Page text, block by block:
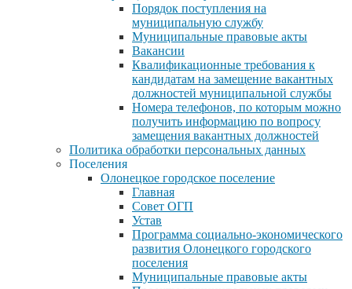
Порядок поступления на
муниципальную службу
Муниципальные правовые акты
Вакансии
Квалификационные требования к
кандидатам на замещение вакантных
должностей муниципальной службы
Номера телефонов, по которым можно
получить информацию по вопросу
замещения вакантных должностей
Политика обработки персональных данных
Поселения
Олонецкое городское поселение
Главная
Совет ОГП
Устав
Программа социально-экономического
развития Олонецкого городского
поселения
Муниципальные правовые акты